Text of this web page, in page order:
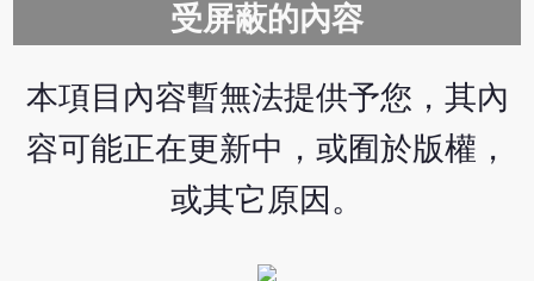
受屏蔽的內容
本項目內容暫無法提供予您，其內
容可能正在更新中，或囿於版權，
或其它原因。